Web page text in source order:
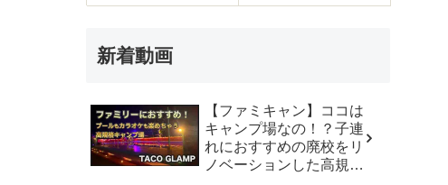
新着動画
【ファミキャン】ココは
キャンプ場なの！？子連
れにおすすめの廃校をリ
ノベーションした高規格